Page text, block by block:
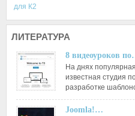
для К2
ЛИТЕРАТУРА
8 видеоуроков
На днях
известная студия
разработке
Joomla!…